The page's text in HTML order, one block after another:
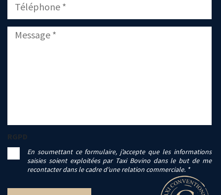
RGPD
En soumettant ce formulaire, j’accepte que les informations
saisies soient exploitées par Taxi Bovino dans le but de me
recontacter dans le cadre d’une relation commerciale. *